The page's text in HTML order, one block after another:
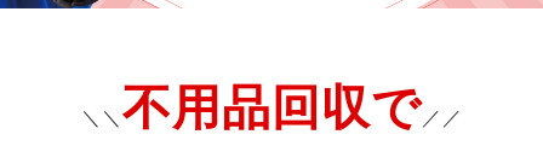
＼＼ 不用品回収で ／／